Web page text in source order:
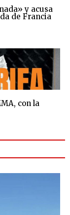
y acusa
de Francia
con la